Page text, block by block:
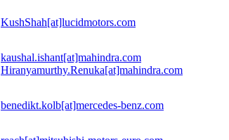
KushShah[at]lucidmotors.com
kaushal.ishant[at]mahindra.com
Hiranyamurthy.Renuka[at]mahindra.com
benedikt.kolb[at]mercedes-benz.com